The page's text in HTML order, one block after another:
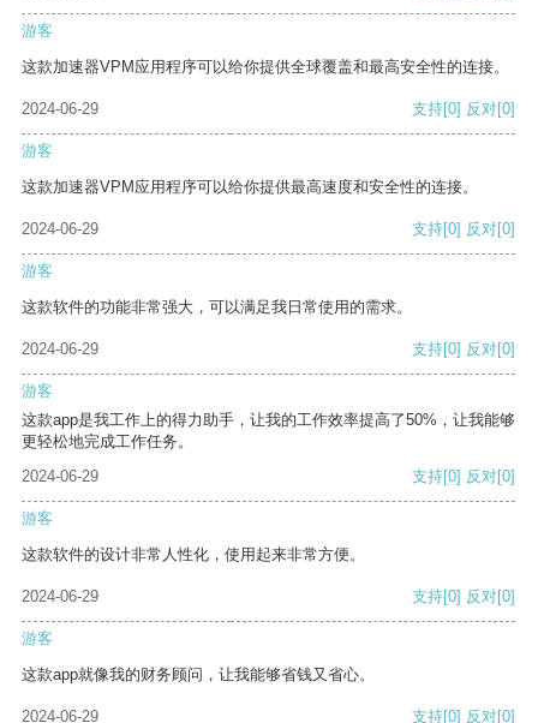
游客
这款加速器VPM应用程序可以给你提供全球覆盖和最高安全性的连接。
2024-06-29 支持[0] 反对[0]
游客
这款加速器VPM应用程序可以给你提供最高速度和安全性的连接。
2024-06-29 支持[0] 反对[0]
游客
这款软件的功能非常强大，可以满足我日常使用的需求。
2024-06-29 支持[0] 反对[0]
游客
这款app是我工作上的得力助手，让我的工作效率提高了50%，让我能够
更轻松地完成工作任务。
2024-06-29
支持[0] 反对[0]
游客
这款软件的设计非常人性化，使用起来非常方便。
2024-06-29 支持[0] 反对[0]
游客
这款app就像我的财务顾问，让我能够省钱又省心。
2024-06-29 支持[0] 反对[0]